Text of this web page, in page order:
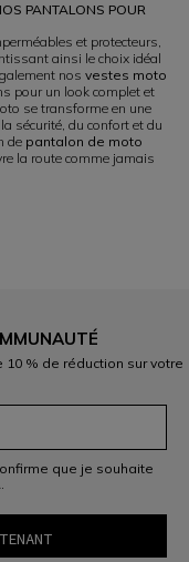
PANTALONS POUR
et protecteurs,
ainsi le choix idéal
nos vestes moto
pour un look complet et
se transforme en une
sécurité, du confort et du
de pantalon de moto
la route comme jamais
% de réduction sur votre
que je souhaite